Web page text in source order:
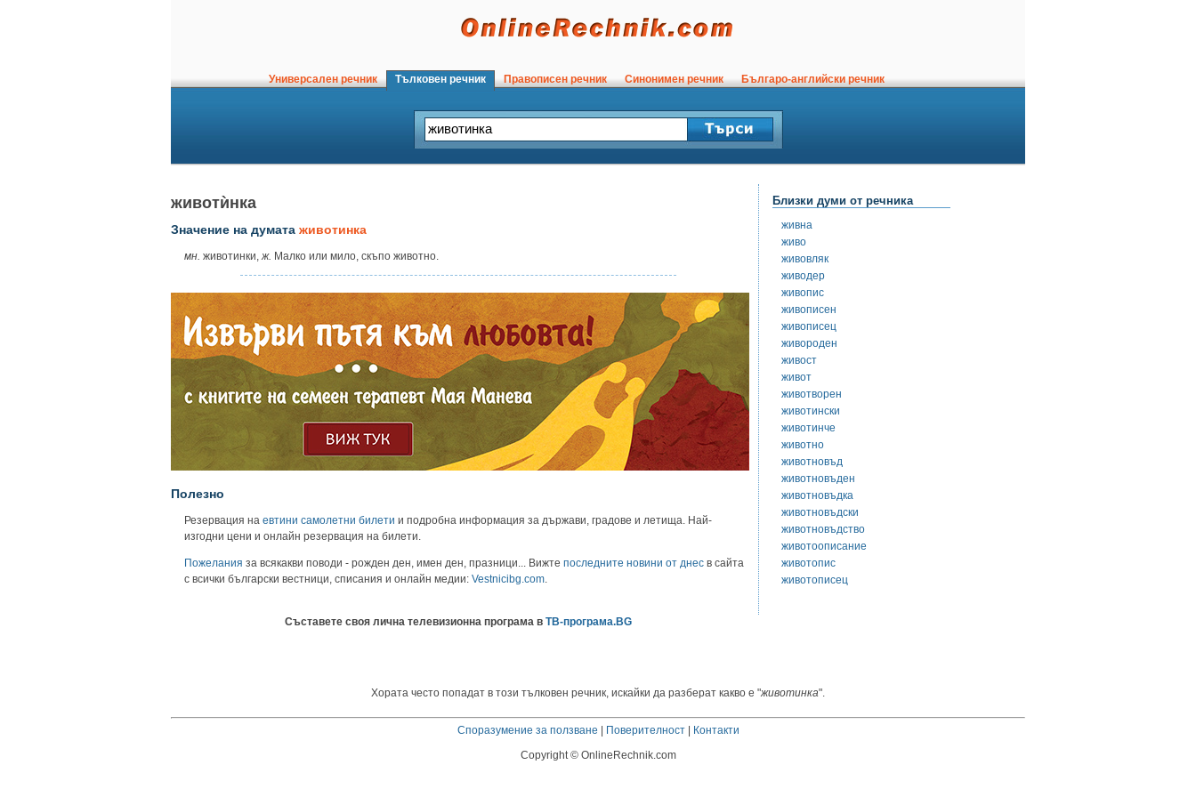
Универсален речник Тълковен речник Правописен речник Синонимен речник Българо-английски речник
животѝнка
Значение на думата животинка
мн. животинки,ж. Малко или мило, скъпо животно.
Полезно
Резервация на евтини самолетни билети и подробна информация за държави, градове и летища. Най-
изгодни цени и онлайн резервация на билети.
Пожелания за всякакви поводи - рожден ден, имен ден, празници... Вижте последните новини от днес в сайта
с всички български вестници, списания и онлайн медии: Vestnicibg.com
Съставете своя лична телевизионна програма в ТВ-програма.BG
Близки думи от речника
живна
живо
живовляк
живодер
живопис
живописен
живописец
живороден
живост
живот
животворен
животински
животинче
животно
животновъд
животновъден
животновъдка
животновъдски
животновъдство
животоописание
животопис
животописец
Хората често попадат в този тълковен речник, искайки да разберат какво е "животинка".
Споразумение за ползване | Поверителност| Контакти
Copyright © OnlineRechnik.com